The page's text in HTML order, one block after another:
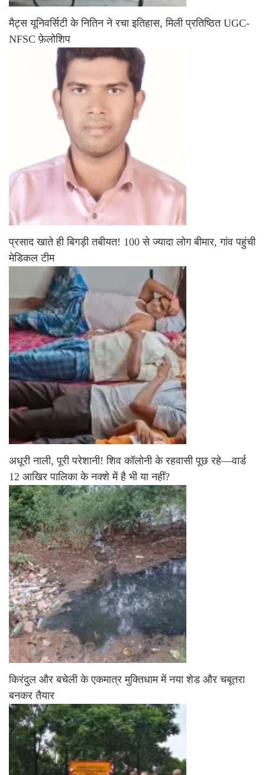
मैट्स यूनिवर्सिटी के नितिन ने रचा इतिहास, मिली प्रतिष्ठित UGC-
NFSC फ़ेलोशिप
प्रसाद खाते ही बिगड़ी तबीयत! 100 से ज्यादा लोग बीमार, गांव पहुंची
मेडिकल टीम
अधूरी नाली, पूरी परेशानी! शिव कॉलोनी के रहवासी पूछ रहे—वार्ड
12 आखिर पालिका के नक्शे में है भी या नहीं?
किरंदुल और बचेली के एकमात्र मुक्तिधाम में नया शेड और चबूतरा
बनकर तैयार